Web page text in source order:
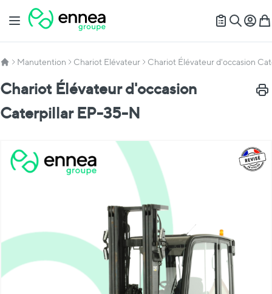
Allez au contenu
Basculer la navigation
Mon
Manutention Chariot Elévateur Chariot Élévateur d'occasion
Chariot Élévateur d'occasion
Caterpillar EP-35-N